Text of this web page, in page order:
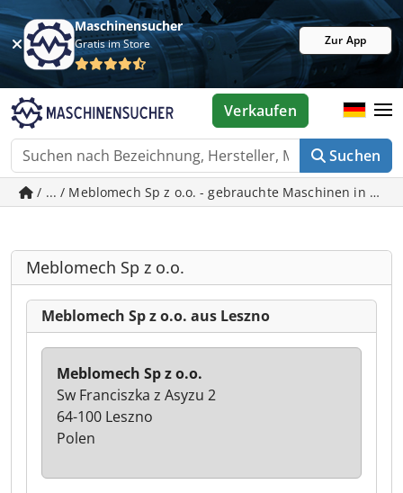
Maschinensucher
Gratis im Store Zur App
Suchen
Verkaufen
/ ... / Meblomech Sp z o.o. - gebrauchte Maschinen in
Meblomech Sp z o.o.
Meblomech Sp z o.o. aus Leszno
Meblomech Sp z o.o.
Sw Franciszka z Asyzu 2
64-100 Leszno
Polen